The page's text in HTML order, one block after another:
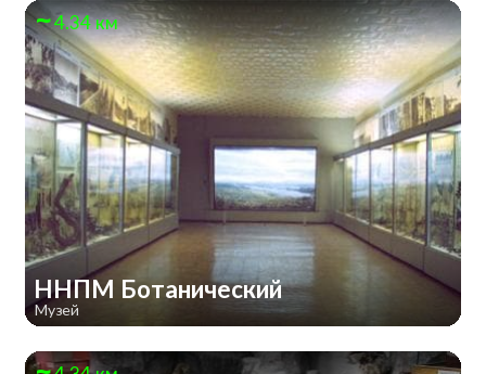
4.34 км
ННПМ Ботанический
Музей